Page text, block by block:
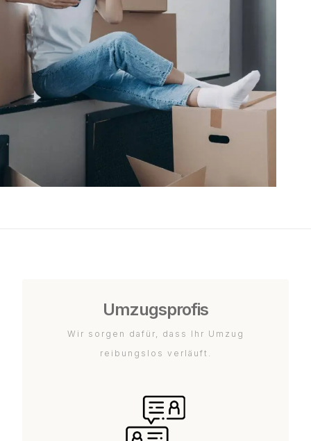
Umzugsprofis
Wir sorgen dafür, dass Ihr Umzug
reibungslos verläuft.